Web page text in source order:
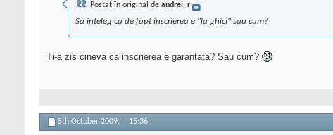
Postat în original de andrei_r
Sa inteleg ca de fapt inscrierea e "la ghici" sau cum?
Ti-a zis cineva ca inscrierea e garantata? Sau cum?
5th October 2009, 15:36